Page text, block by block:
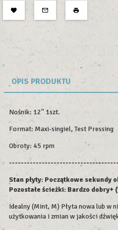
OPIS PRODUKTU
Nośnik: 12'' 1szt.
Format: Maxi-singiel, Test Pressing
Obroty: 45 rpm
Stan płyty: Początkowe sekundy
Pozostałe ścieżki: Bardzo dobry+
Idealny (Mint, M) Płyta nowa lub w
użytkowania i zmian w jakości